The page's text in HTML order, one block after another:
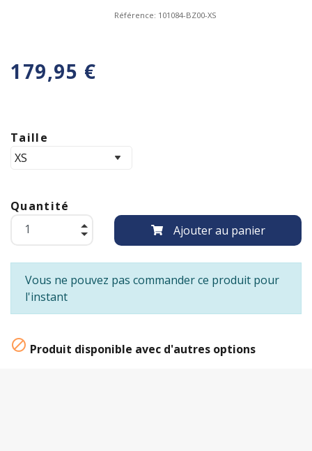
Référence: 101084-BZ00-XS
179,95 €
Taille
Quantité
Ajouter au panier
Vous ne pouvez pas commander ce produit pour
l'instant
 Produit disponible avec d'autres options